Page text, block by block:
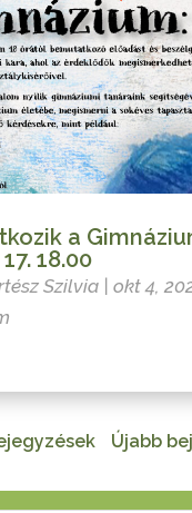
a
18.00
Szilvia| okt 4,
Újabb